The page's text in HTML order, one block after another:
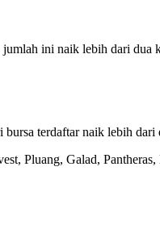
ini naik lebih dari
terdaftar naik lebih
Pluang, Galad,